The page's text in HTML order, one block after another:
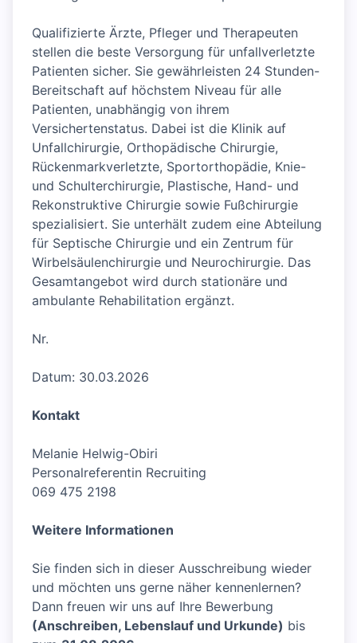
Qualifizierte Ärzte, Pfleger und Therapeuten
stellen die beste Versorgung für unfallverletzte
Patienten sicher. Sie gewährleisten 24 Stunden-
Bereitschaft auf höchstem Niveau für alle
Patienten, unabhängig von ihrem
Versichertenstatus. Dabei ist die Klinik auf
Unfallchirurgie, Orthopädische Chirurgie,
Rückenmarkverletzte, Sportorthopädie, Knie-
und Schulterchirurgie, Plastische, Hand- und
Rekonstruktive Chirurgie sowie Fußchirurgie
spezialisiert. Sie unterhält zudem eine Abteilung
für Septische Chirurgie und ein Zentrum für
Wirbelsäulenchirurgie und Neurochirurgie. Das
Gesamtangebot wird durch stationäre und
ambulante Rehabilitation ergänzt.
Nr.
Datum: 30.03.2026
Kontakt
Melanie Helwig-Obiri
Personalreferentin Recruiting
069 475 2198
Weitere Informationen
Sie finden sich in dieser Ausschreibung wieder
und möchten uns gerne näher kennenlernen?
Dann freuen wir uns auf Ihre Bewerbung
(Anschreiben, Lebenslauf und Urkunde) bis